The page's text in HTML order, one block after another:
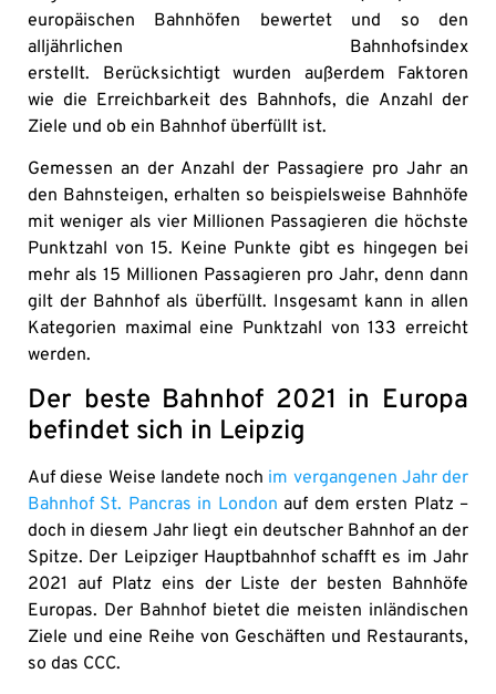
europäischen Bahnhöfen bewertet und so den
alljährlichen Bahnhofsindex
erstellt. Berücksichtigt wurden außerdem Faktoren
wie die Erreichbarkeit des Bahnhofs, die Anzahl der
Ziele und ob ein Bahnhof überfüllt ist.
Gemessen an der Anzahl der Passagiere pro Jahr an
den Bahnsteigen, erhalten so beispielsweise Bahnhöfe
mit weniger als vier Millionen Passagieren die höchste
Punktzahl von 15. Keine Punkte gibt es hingegen bei
mehr als 15 Millionen Passagieren pro Jahr, denn dann
gilt der Bahnhof als überfüllt. Insgesamt kann in allen
Kategorien maximal eine Punktzahl von 133 erreicht
werden.
Der beste Bahnhof 2021 in Europa
befindet sich in Leipzig
Auf diese Weise landete noch im vergangenen Jahr der
Bahnhof St. Pancras in London auf dem ersten Platz –
doch in diesem Jahr liegt ein deutscher Bahnhof an der
Spitze. Der Leipziger Hauptbahnhof schafft es im Jahr
2021 auf Platz eins der Liste der besten Bahnhöfe
Europas. Der Bahnhof bietet die meisten inländischen
Ziele und eine Reihe von Geschäften und Restaurants,
so das CCC.